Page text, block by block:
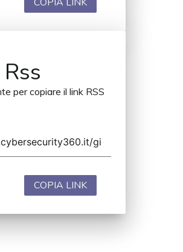
per copiare il link RSS
COPIA LINK